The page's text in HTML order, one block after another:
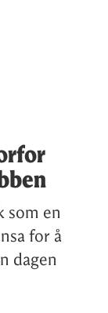
som en
for å
dagen